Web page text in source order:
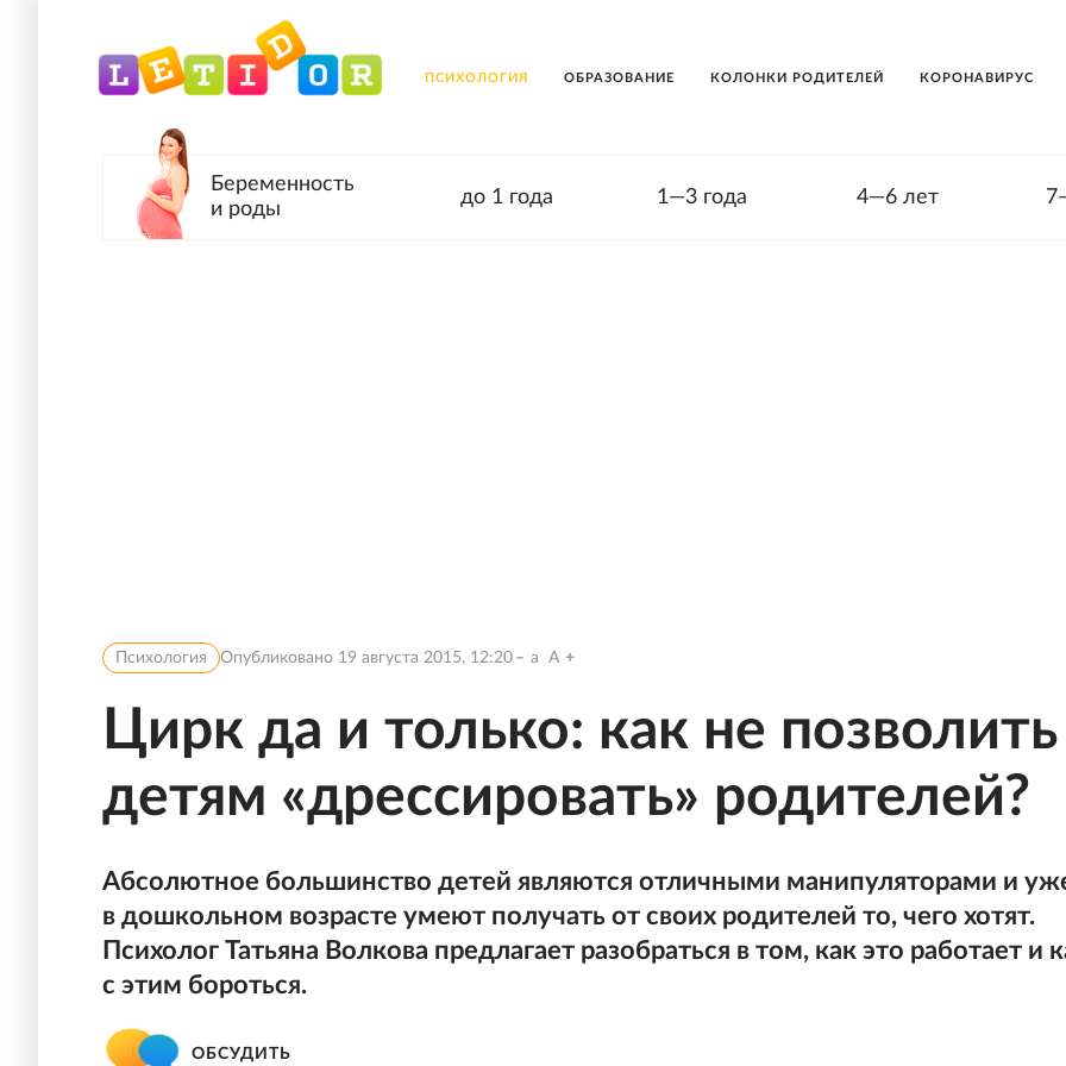
ПСИХОЛОГИЯ ОБРАЗОВАНИЕ КОЛОНКИ РОДИТЕЛЕЙ КОРОНАВИРУС
Беременность
и роды
до 1 года 1—3 года 4—6 лет
Психология Опубликовано 19 августа 2015, 12:20 a A
Цирк да и только: как не позволить
детям «дрессировать» родителей?
Абсолютное большинство детей являются отличными манипуляторами и
в дошкольном возрасте умеют получать от своих родителей то, чего хотят.
Психолог Татьяна Волкова предлагает разобраться в том, как это работает и
с этим бороться.
ОБСУДИТЬ